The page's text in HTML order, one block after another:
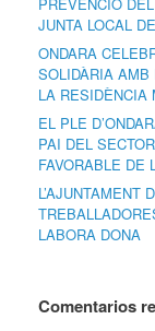
JUNTA LOCAL
ONDARA
SOLIDÀRIA
LA RESIDÈNCIA
EL PLE
PAI DEL
FAVORABLE DE
L’AJUNTAMENT
LABORA DONA
Comentarios